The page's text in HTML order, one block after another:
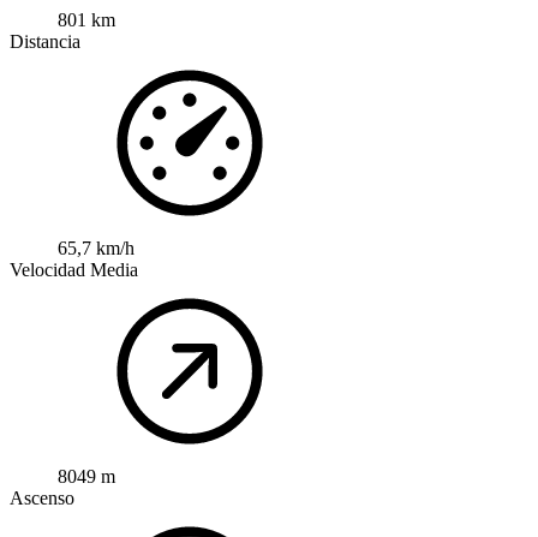
801 km
Distancia
65,7 km/h
Velocidad Media
8049 m
Ascenso